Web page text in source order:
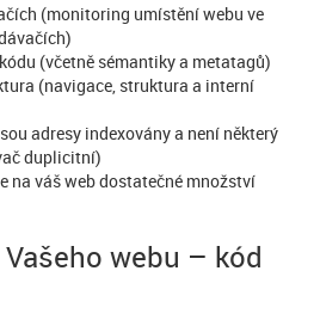
(monitoring umístění webu ve
(včetně sémantiky a metatagů)
(navigace, struktura a interní
adresy indexovány a není některý
duplicitní)
na váš web dostatečné množství
webu – kód